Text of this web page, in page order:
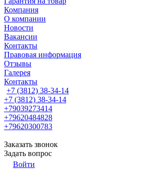
Компания
О компании
Новости
Вакансии
Контакты
Правовая информация
Отзывы
Галерея
Контакты
+7 (3812) 38-34-14
+7 (3812) 38-34-14
+79039273414
+79620484828
+79620300783
Заказать звонок
Задать вопрос
Войти